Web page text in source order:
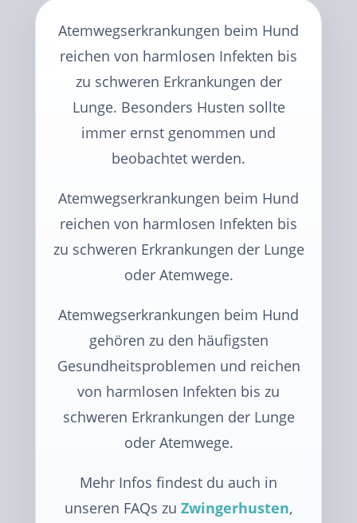
Atemwegserkrankungen beim Hund
reichen von harmlosen Infekten bis
zu schweren Erkrankungen der
Lunge. Besonders Husten sollte
immer ernst genommen und
beobachtet werden.
Atemwegserkrankungen beim Hund
reichen von harmlosen Infekten bis
zu schweren Erkrankungen der Lunge
oder Atemwege.
Atemwegserkrankungen beim Hund
gehören zu den häufigsten
Gesundheitsproblemen und reichen
von harmlosen Infekten bis zu
schweren Erkrankungen der Lunge
oder Atemwege.
Mehr Infos findest du auch in
unseren FAQs zu Zwingerhusten,